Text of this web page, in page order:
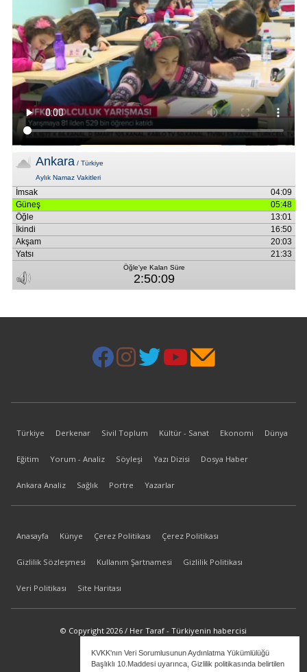
KVKK'nın Veri Sorumlusunun Aydınlatma Yükümlülüğü
Başlıklı 10.Maddesi uyarınca, Gizlilik politikasında belirtilen
Türkiye Derkenar Sivil Toplum Kültür - Sanat Ekonomi Dünya
Eğitim Yorum - Analiz Söyleşi Yazı Dizisi Dosya Haber
Ankara Analiz Sağlık Portre Yazarlar
Anasayfa Künye Çerez Politikası Çerez Politikası
Gizlilik Sözleşmesi Kullanım Şartnamesi Gizlilik Politikası
Veri Politikası Site Haritası
© Copyright 2026 / Her Taraf - Türkiyenin habercisi
bilgi@hertaraf.com